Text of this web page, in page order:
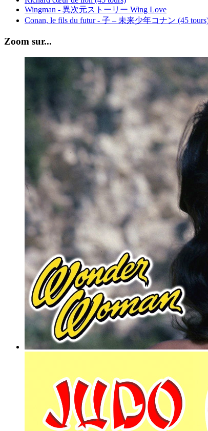
Wingman - 異次元ストーリー Wing Love
Conan, le fils du futur - 子 – 未来少年コナン (45
Zoom sur...